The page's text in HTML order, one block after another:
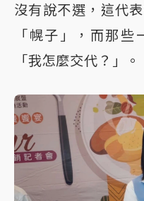
沒有說不選，這代
「幌子」，而那
「我怎麼交代？」。